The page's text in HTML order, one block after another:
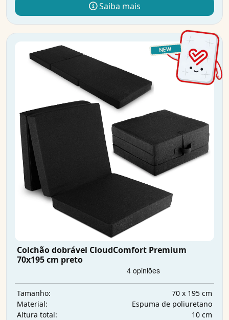
Saiba mais
Colchão dobrável CloudComfort Premium
70x195 cm preto
Tamanho:
70 x 195 cm
Material:
Espuma de poliuretano
Altura total:
10 cm